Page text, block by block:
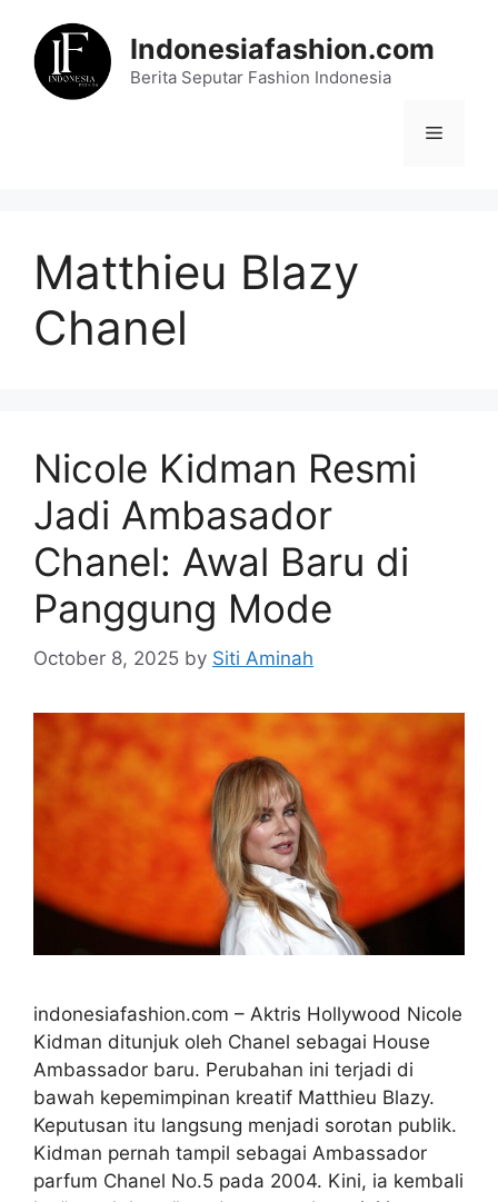
content
Indonesiafashion.com
Berita Seputar Fashion Indonesia
Menu
Matthieu Blazy
Chanel
Nicole Kidman Resmi
Jadi Ambasador
Chanel: Awal Baru di
Panggung Mode
October 8, 2025 by Siti Aminah
indonesiafashion.com – Aktris Hollywood Nicole
Kidman ditunjuk oleh Chanel sebagai House
Ambassador baru. Perubahan ini terjadi di
bawah kepemimpinan kreatif Matthieu Blazy.
Keputusan itu langsung menjadi sorotan publik.
Kidman pernah tampil sebagai Ambassador
parfum Chanel No.5 pada 2004. Kini, ia kembali